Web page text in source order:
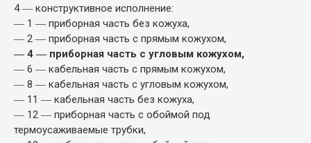
4 ― конструктивное исполнение:
― 1 ― приборная часть без кожуха,
― 2 ― приборная часть с прямым кожухом,
― 4 ― приборная часть с угловым кожухом,
― 6 ― кабельная часть с прямым кожухом,
― 8 ― кабельная часть с угловым кожухом,
― 11 ― кабельная часть без кожуха,
― 12 ― приборная часть с обоймой под
термоусаживаемые трубки,